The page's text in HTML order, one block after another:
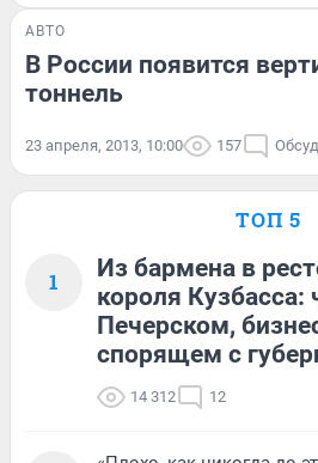
АВТО
В России появится
тоннель
23 апреля, 2013, 10:00 157
ТОП 5
1
Из бармена в
короля
Печерском,
спорящем с
14 312 12